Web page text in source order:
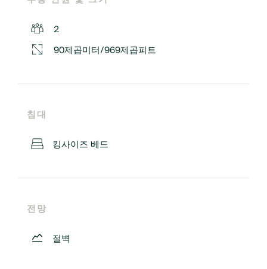
2
90제곱미터/969제곱피트
침대
킹사이즈 베드
전망
절벽